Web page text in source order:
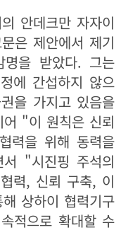
안데크만 자자이
은 제안에서 제기
을 받았다. 그는
에 간섭하지 않으
을 가지고 있음을
"이 원칙은 신뢰
력을 위해 동력을
"시진핑 주석의
력, 신뢰 구축, 이
상하이 협력기구
적으로 확대할 수